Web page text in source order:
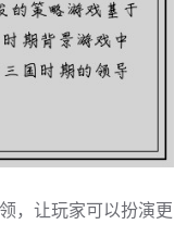
，让玩家可以扮演更